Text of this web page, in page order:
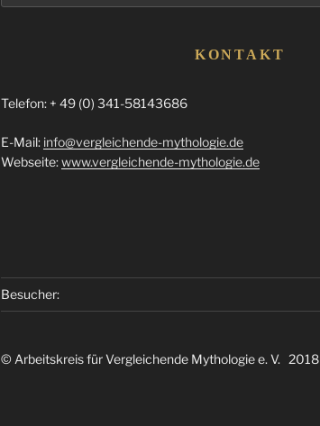
KONTAKT
Telefon: + 49 (0) 341-58143686
E-Mail: info@vergleichende-mythologie.de
Webseite:www.vergleichende-mythologie.de
Besucher:
© Arbeitskreis für Vergleichende Mythologie e. V. 2018